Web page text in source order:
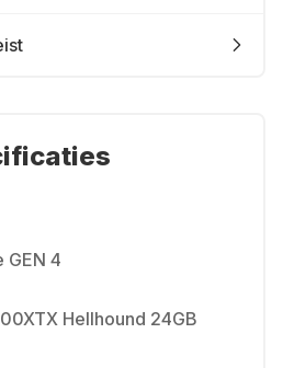
GEN 4
Hellhound 24GB